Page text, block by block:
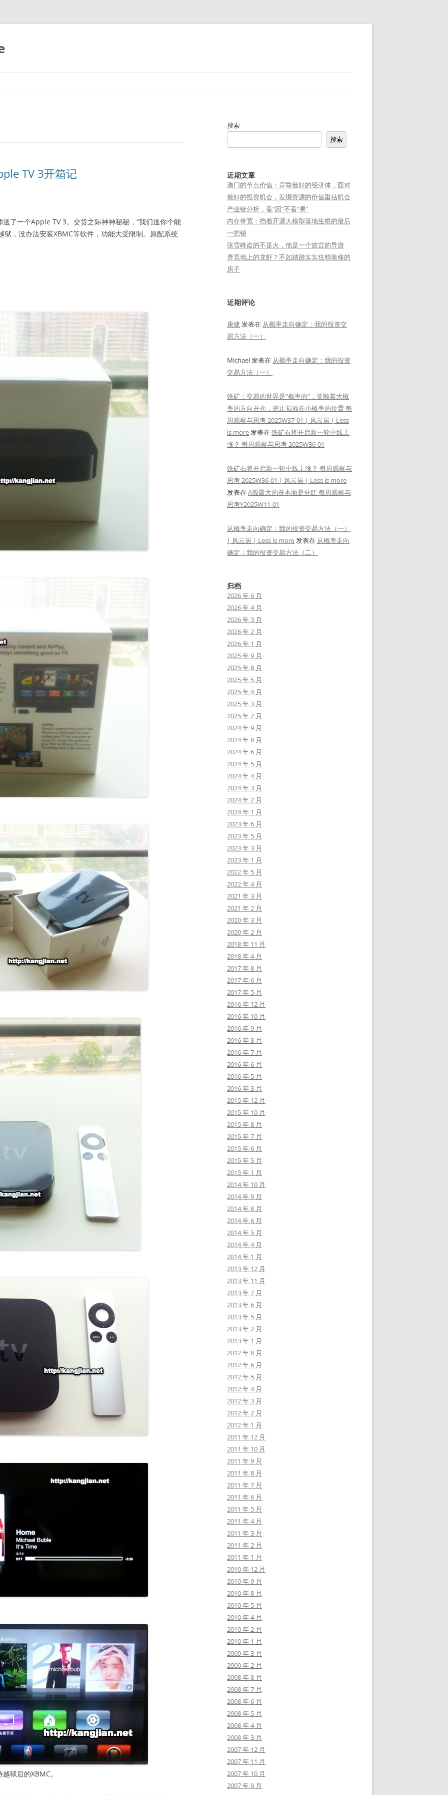
TV 3开箱记
了一个Apple TV 3。交货之际神神秘秘，“我们送你个能
，没办法安装XBMC等软件，功能大受限制。原配系统
狱后的XBMC。
搜索
搜索
近期文章
澳门的节点价值：背靠最好的经济体，面对
最好的投资机会，发掘资源的价值重估机会
产业链分析，看“因”不看“果”
内存带宽：挡着开源大模型落地生根的最后
一把锁
张雪峰盗的不是火，他是一个故宫的导游
养荒地上的龙虾？不如踏踏实实住精装修的
房子
近期评论
康健 发表在 从概率走向确定：我的投资交
易方法（一）
Michael发表在 从概率走向确定：我的投资
交易方法（一）
铁矿：交易的世界是“概率的”，要顺着大概
率的方向开仓，把止损放在小概率的位置 每
周观察与思考 2025W37-01 | 风云居 | Less
is more发表在铁矿石将开启新一轮中线上
涨？ 每周观察与思考 2025W36-01
铁矿石将开启新一轮中线上涨？ 每周观察与
思考 2025W36-01 | 风云居 | Less is more
发表在A股最大的基本面是分红 每周观察与
思考Y2025W11-01
从概率走向确定：我的投资交易方法（一）
| 风云居 | Less is more发表在 从概率走向
确定：我的投资交易方法（二）
归档
2026 年 6 月
2026 年 4 月
2026 年 3 月
2026 年 2 月
2026 年 1 月
2025 年 9 月
2025 年 8 月
2025 年 5 月
2025 年 4 月
2025 年 3 月
2025 年 2 月
2024 年 9 月
2024 年 8 月
2024 年 6 月
2024 年 5 月
2024 年 4 月
2024 年 3 月
2024 年 2 月
2024 年 1 月
2023 年 6 月
2023 年 5 月
2023 年 3 月
2023 年 1 月
2022 年 5 月
2022 年 4 月
2021 年 3 月
2021 年 2 月
2020 年 3 月
2020 年 2 月
2018 年 11 月
2018 年 4 月
2017 年 8 月
2017 年 6 月
2017 年 5 月
2016 年 12 月
2016 年 10 月
2016 年 9 月
2016 年 8 月
2016 年 7 月
2016 年 6 月
2016 年 5 月
2016 年 3 月
2015 年 12 月
2015 年 10 月
2015 年 8 月
2015 年 7 月
2015 年 6 月
2015 年 5 月
2015 年 1 月
2014 年 10 月
2014 年 9 月
2014 年 8 月
2014 年 6 月
2014 年 5 月
2014 年 4 月
2014 年 1 月
2013 年 12 月
2013 年 11 月
2013 年 7 月
2013 年 6 月
2013 年 5 月
2013 年 2 月
2013 年 1 月
2012 年 8 月
2012 年 6 月
2012 年 5 月
2012 年 4 月
2012 年 3 月
2012 年 2 月
2012 年 1 月
2011 年 12 月
2011 年 10 月
2011 年 9 月
2011 年 8 月
2011 年 7 月
2011 年 6 月
2011 年 5 月
2011 年 4 月
2011 年 3 月
2011 年 2 月
2011 年 1 月
2010 年 12 月
2010 年 9 月
2010 年 8 月
2010 年 5 月
2010 年 4 月
2010 年 2 月
2010 年 1 月
2009 年 3 月
2009 年 2 月
2008 年 8 月
2008 年 7 月
2008 年 6 月
2008 年 5 月
2008 年 4 月
2008 年 3 月
2007 年 12 月
2007 年 11 月
2007 年 10 月
2007 年 9 月